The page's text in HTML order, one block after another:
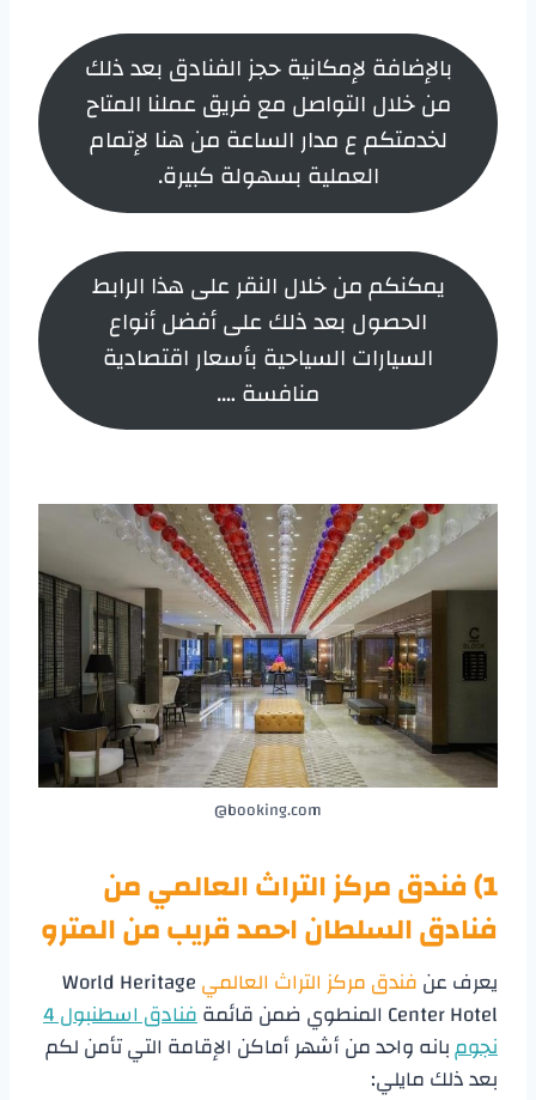
بالإضافة لإمكانية حجز الفنادق بعد ذلك
من خلال التواصل مع فريق عملنا المتاح
لخدمتكم ع مدار الساعة من هنا لإتمام
العملية بسهولة كبيرة.
يمكنكم من خلال النقر على هذا الرابط
الحصول بعد ذلك على أفضل أنواع
السيارات السياحية بأسعار اقتصادية
منافسة ….
booking.com@
1) فندق مركز التراث العالمي من
فنادق السلطان احمد قريب من المترو
يعرف عنفندق مركز التراث العالميWorld Heritage
Center Hotel المنطوي ضمن قائمة
فنادق اسطنبول 4
نجومبانه واحد من أشهر أماكن الإقامة التي تأمن لكم
بعد ذلك مايلي: